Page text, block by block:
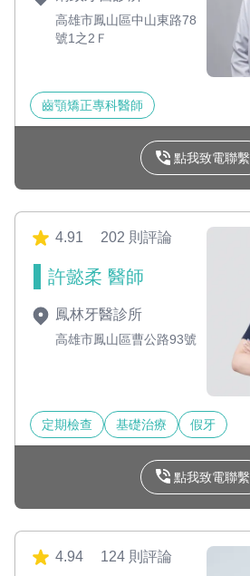
高雄市鳳山區中山東路78
號1之2Ｆ
齒顎矯正專科醫師
點我致電聯繫
4.91 202 則評論
許懿柔 醫師
鳳林牙醫診所
高雄市鳳山區曹公路93號
定期檢查 基礎治療 假牙
點我致電聯繫
4.94 124 則評論